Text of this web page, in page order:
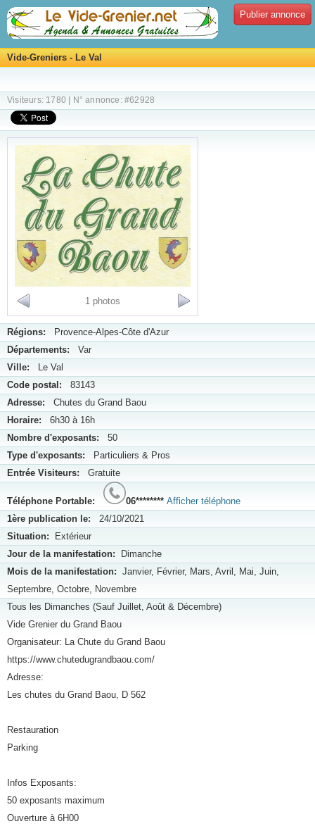
Publier annonce
Vide-Greniers - Le Val
Visiteurs: 1780 | N° annonce: #62928
1 photos
Régions: Provence-Alpes-Côte d'Azur
Départements: Var
Ville: Le Val
Code postal: 83143
Adresse: Chutes du Grand Baou
Horaire: 6h30 à 16h
Nombre d'exposants: 50
Type d'exposants: Particuliers & Pros
Entrée Visiteurs: Gratuite
Téléphone Portable: 06******** Afficher téléphone
1ère publication le: 24/10/2021
Situation: Extérieur
Jour de la manifestation: Dimanche
Mois de la manifestation: Janvier, Février, Mars, Avril, Mai, Juin,
Septembre, Octobre, Novembre
Tous les Dimanches (Sauf Juillet, Août & Décembre)
Vide Grenier du Grand Baou
Organisateur: La Chute du Grand Baou
https://www.chutedugrandbaou.com/
Adresse:
Les chutes du Grand Baou, D 562
Restauration
Parking
Infos Exposants:
50 exposants maximum
Ouverture à 6H00